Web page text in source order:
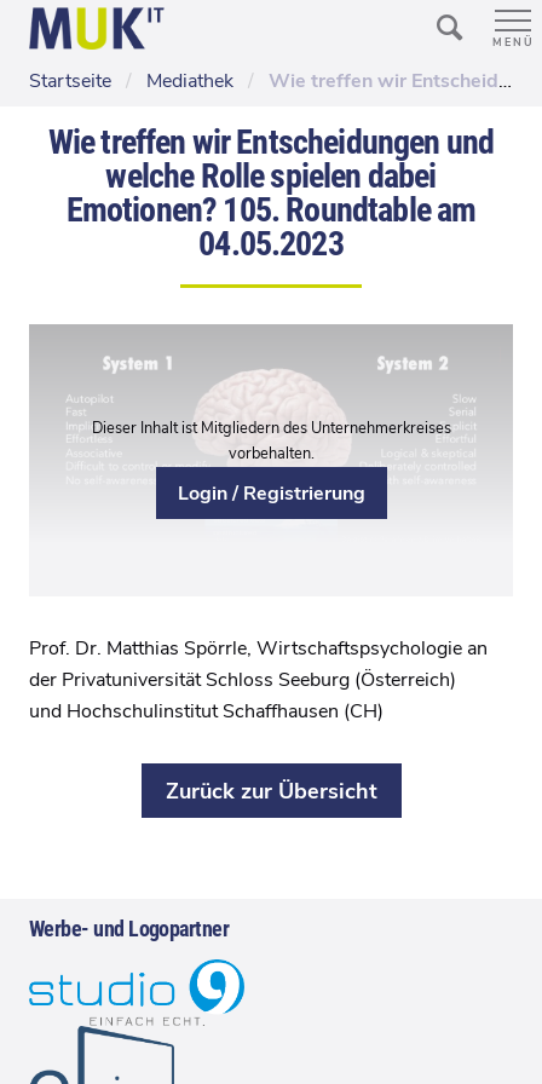
MENÜ
Startseite / Mediathek / Wie treffen wir Entscheidungen und welche Rolle spielen dabei Emotionen? 105. Roundtable am 04.05.2023
Wie treffen wir Entscheidungen und
welche Rolle spielen dabei
Emotionen? 105. Roundtable am
04.05.2023
Dieser Inhalt ist Mitgliedern des Unternehmerkreises
vorbehalten.
Login / Registrierung
Prof. Dr. Matthias Spörrle, Wirtschaftspsychologie an
der Privatuniversität Schloss Seeburg (Österreich)
und Hochschulinstitut Schaffhausen (CH)
Zurück zur Übersicht
Werbe- und Logopartner